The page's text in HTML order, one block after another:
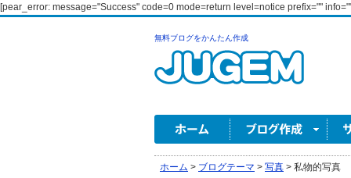
[pear_error: message="Success" code=0 mode=return level=notice prefix=""
無料ブログをかんたん作成
ホーム > ブログテーマ > 写真 > 私物的写真